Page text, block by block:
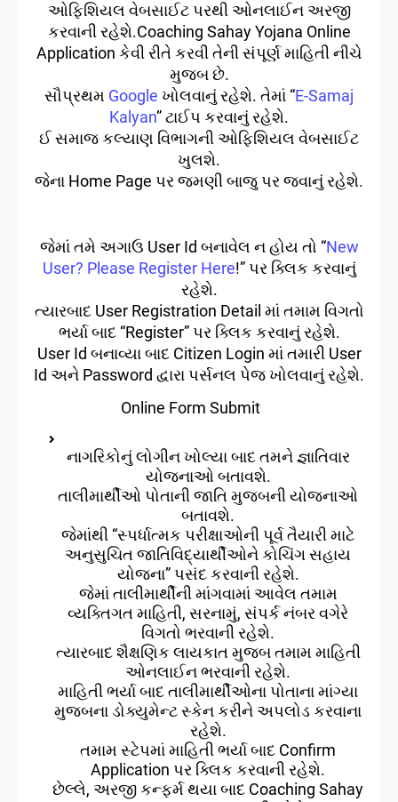
ઓફિશિયલ વેબસાઈટ પરથી ઓનલાઈન અરજી
કરવાની રહેશે.Coaching Sahay Yojana Online
Application કેવી રીતે કરવી તેની સંપૂર્ણ માહિતી નીચે
મુજબ છે.
સૌપ્રથમ Google ખોલવાનું રહેશે. તેમાં “E-Samaj
Kalyan” ટાઈપ કરવાનું રહેશે.
ઈ સમાજ કલ્યાણ વિભાગની ઓફિશિયલ વેબસાઈટ
ખુલશે.
જેના Home Page પર જમણી બાજુ પર જવાનું રહેશે.
જેમાં તમે અગાઉ User Id બનાવેલ ન હોય તો “New
User? Please Register Here!” પર ક્લિક કરવાનું
રહેશે.
ત્યારબાદ User Registration Detail માં તમામ વિગતો
ભર્યા બાદ “Register” પર ક્લિક કરવાનું રહેશે.
User Id બનાવ્યા બાદ Citizen Login માં તમારી User
Id અને Password દ્વારા પર્સનલ પેજ ખોલવાનું રહેશે.
Online Form Submit
નાગરિકોનું લોગીન ખોલ્યા બાદ તમને જ્ઞાતિવાર
યોજનાઓ બતાવશે.
તાલીમાર્થીઓ પોતાની જાતિ મુજબની યોજનાઓ
બતાવશે.
જેમાંથી “સ્પર્ધાત્મક પરીક્ષાઓની પૂર્વ તૈયારી માટે
અનુસુચિત જાતિવિદ્યાર્થીઓને કોચિંગ સહાય
યોજના” પસંદ કરવાની રહેશે.
જેમાં તાલીમાર્થીની માંગવામાં આવેલ તમામ
વ્યક્તિગત માહિતી, સરનામું, સંપર્ક નંબર વગેરે
વિગતો ભરવાની રહેશે.
ત્યારબાદ શૈક્ષણિક લાયકાત મુજબ તમામ માહિતી
ઓનલાઈન ભરવાની રહેશે.
માહિતી ભર્યા બાદ તાલીમાર્થીઓના પોતાના માંગ્યા
મુજબના ડોક્યુમેન્‍ટ સ્કેન કરીને અપલોડ કરવાના
રહેશે.
તમામ સ્ટેપમાં માહિતી ભર્યા બાદ Confirm
Application પર ક્લિક કરવાની રહેશે.
છેલ્લે, અરજી કન્ફર્મ થયા બાદ Coaching Sahay